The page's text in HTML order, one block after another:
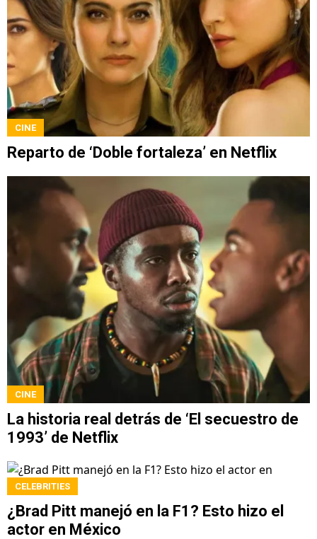
CINE
Reparto de ‘Doble fortaleza’ en Netflix
CINE
La historia real detrás de ‘El secuestro de
1993’ de Netflix
CELEBRITIES
¿Brad Pitt manejó en la F1? Esto hizo el
actor en México